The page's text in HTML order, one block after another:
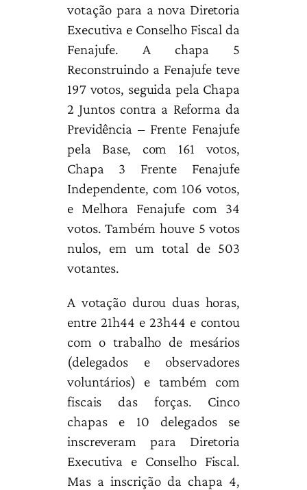
votação para a nova Diretoria
Executiva e Conselho Fiscal da
Fenajufe. A chapa 5
Reconstruindo a Fenajufe teve
197 votos, seguida pela Chapa
2 Juntos contra a Reforma da
Previdência – Frente Fenajufe
pela Base, com 161 votos,
Chapa 3 Frente Fenajufe
Independente, com 106 votos,
e Melhora Fenajufe com 34
votos. Também houve 5 votos
nulos, em um total de 503
votantes.
A votação durou duas horas,
entre 21h44 e 23h44 e contou
com o trabalho de mesários
(delegados e observadores
voluntários) e também com
fiscais das forças. Cinco
chapas e 10 delegados se
inscreveram para Diretoria
Executiva e Conselho Fiscal.
Mas a inscrição da chapa 4,